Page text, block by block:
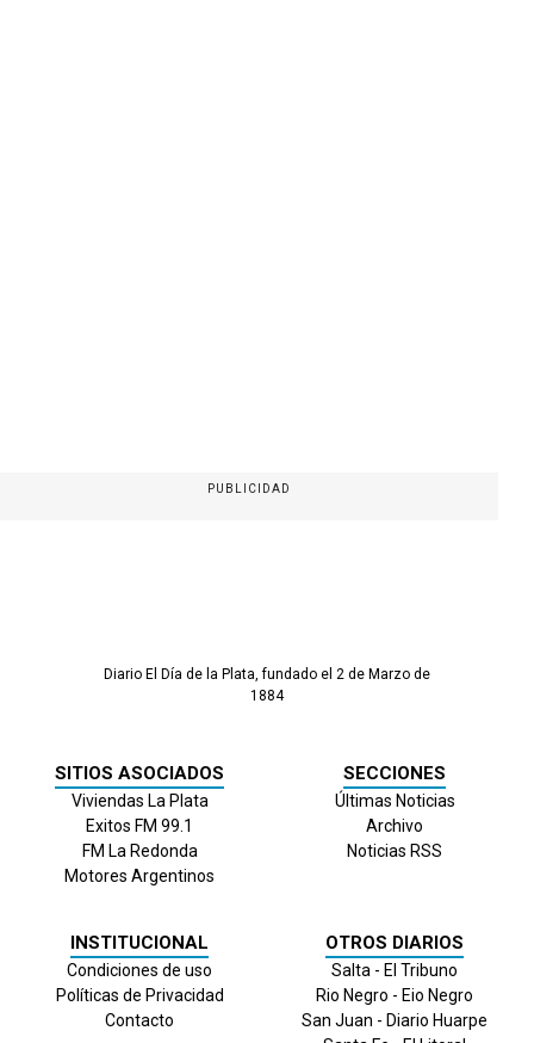
PUBLICIDAD
Diario El Día de la Plata, fundado el 2 de Marzo de
1884
SITIOS ASOCIADOS
Viviendas La Plata
Exitos FM 99.1
FM La Redonda
Motores Argentinos
SECCIONES
Últimas Noticias
Archivo
Noticias RSS
INSTITUCIONAL
Condiciones de uso
Políticas de Privacidad
Contacto
OTROS DIARIOS
Salta - El Tribuno
Rio Negro - Eio Negro
San Juan - Diario Huarpe